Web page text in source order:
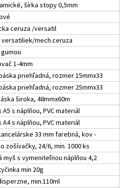
šírka stopy 0,5mm
ceruza /versatil
versatiliek/mech.ceruza
1-4mm
priehľadná, rozmer 15mmx33
priehľadná, rozmer 25mmx33
široka, 48mmx60m
s náplňou, PVC materiál
s náplňou, PVC materiál
33 mm farebná, kov -
zošívačky, 24/6, min. 1000 ks
myš s vymeniteľnou náplňou 4,2
min 20g
min.110ml